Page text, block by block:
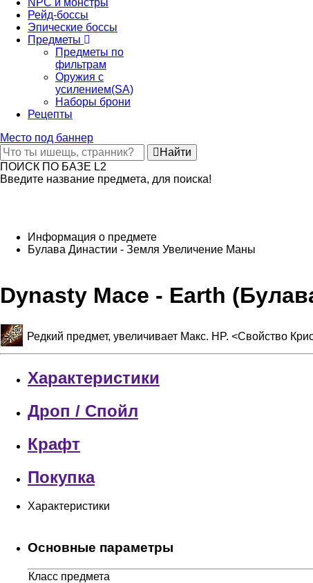
NPC и монстры
Рейд-боссы
Эпические боссы
Предметы
Предметы по
фильтрам
Оружия с
усилением(SA)
Наборы брони
Рецепты
Место под баннер
Найти
ПОИСК ПО БАЗЕ L2
Введите название предмета, для поиска!
Информация о предмете
Булава Династии - Земля Увеличение Маны
Dynasty Mace - Earth
Редкий предмет, увеличивает Макс. HP. <Свойство
Характеристики
Дроп / Спойл
Крафт
Покупка
Характеристики
Основные параметры
Класс предмета